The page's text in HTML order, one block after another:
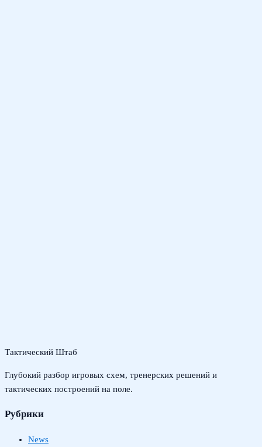
Тактический Штаб
Глубокий разбор игровых схем, тренерских решений и
тактических построений на поле.
Рубрики
News